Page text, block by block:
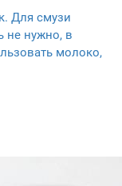
Для смузи
не нужно, в
молоко,